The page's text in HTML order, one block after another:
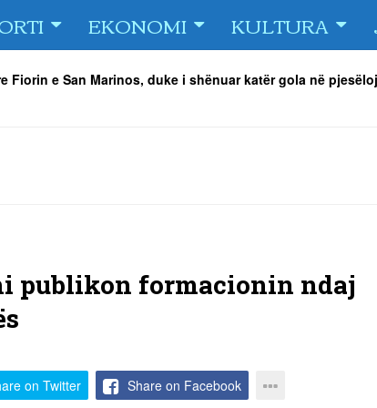
EKONOMI KULTURA
Fiorin e San Marinos, duke i shënuar katër gola në
Orhan Abdi -06/08/2026
këta lojtarë
publikon formacionin ndaj
on Twitter Share on Facebook